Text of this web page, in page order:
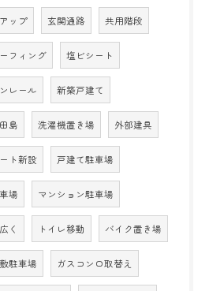
ップ 玄関通路 共用階段
フィング 塩ビシート
レール 新築戸建て
島 洗濯機置き場 外部建具
ト新設 戸建て駐車場
場 マンション駐車場
く トイレ移動 バイク置き場
駐車場 ガスコンロ取替え